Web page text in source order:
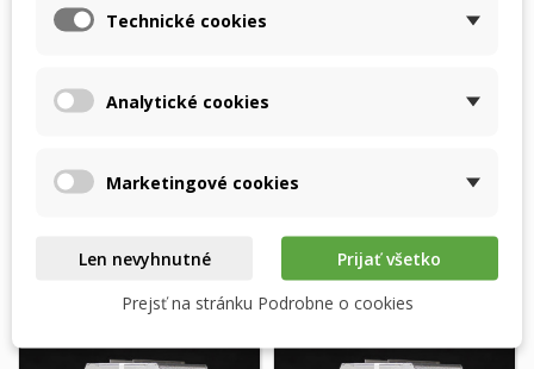
Viessmann Vitovent
Skladom
OBJEDNANIA
Technické cookies
Analytické cookies
Marketingové cookies
Len nevyhnutné
Prijať všetko
Prejsť na stránku Podrobne o cookies